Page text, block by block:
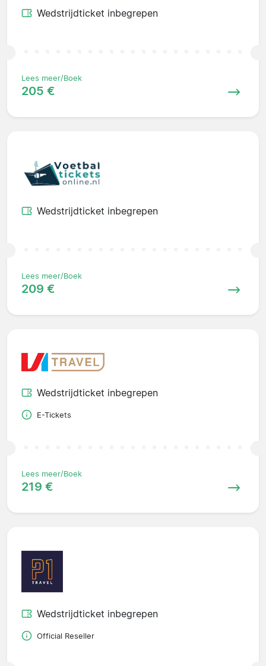
Wedstrijdticket inbegrepen
Lees meer/Boek
205 €
Wedstrijdticket inbegrepen
Lees meer/Boek
209 €
Wedstrijdticket inbegrepen
E-Tickets
Lees meer/Boek
219 €
Wedstrijdticket inbegrepen
Official Reseller